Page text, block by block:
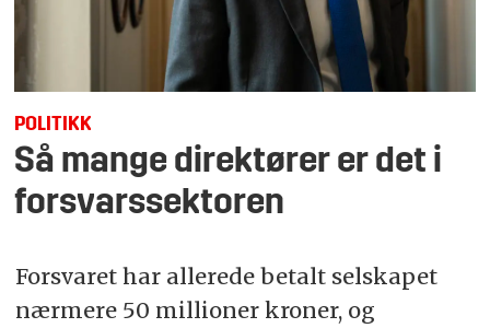
POLITIKK
Så mange direktører er det i
forsvarssektoren
Forsvaret har allerede betalt selskapet
nærmere 50 millioner kroner, og